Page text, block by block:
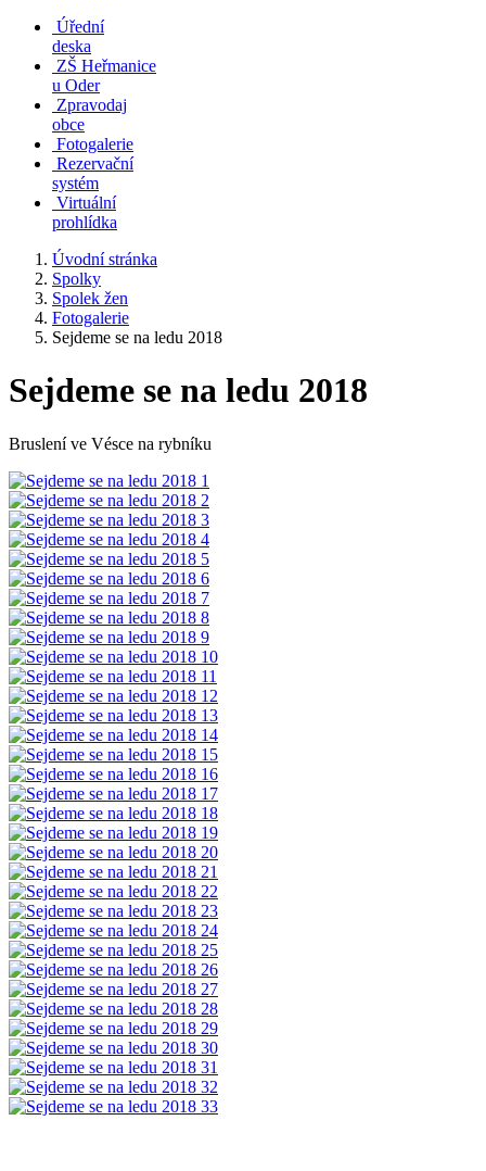
Úřední
deska
ZŠ Heřmanice
u Oder
Zpravodaj
obce
Fotogalerie
Rezervační
systém
Virtuální
prohlídka
Úvodní stránka
Spolky
Spolek žen
Fotogalerie
Sejdeme se na ledu 2018
Sejdeme se na ledu 2018
Bruslení ve Vésce na rybníku